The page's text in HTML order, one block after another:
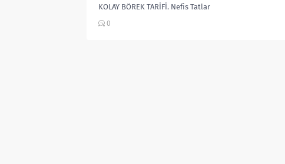
KOLAY BÖREK TARİFİ. Nefis Tatlar
Durağı Malzemeler: 1 su bardağı...
0